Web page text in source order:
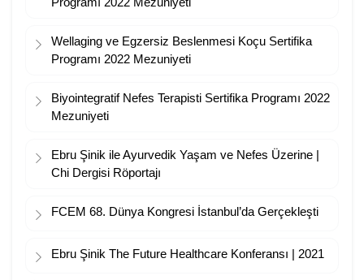
Wellaging ve Egzersiz Beslenmesi Koçu Sertifika
Programı 2022 Mezuniyeti
Biyointegratif Nefes Terapisti Sertifika Programı 2022
Mezuniyeti
Ebru Şinik ile Ayurvedik Yaşam ve Nefes Üzerine |
Chi Dergisi Röportajı
FCEM 68. Dünya Kongresi İstanbul’da Gerçekleşti
Ebru Şinik The Future Healthcare Konferansı | 2021